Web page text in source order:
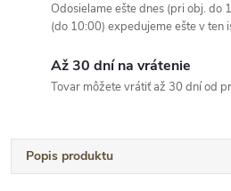
Odosielame ešte dnes (pri obj. do
(do 10:00) expedujeme ešte v ten
Až 30 dní na vrátenie
Tovar môžete vrátiť až 30 dní od
Popis produktu